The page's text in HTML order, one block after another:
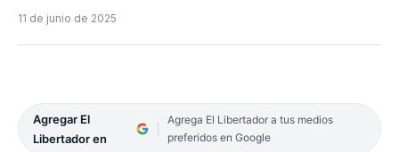
11 de junio de 2025
Agregar El
Libertador en
Agrega El Libertador a tus medios
preferidos en Google